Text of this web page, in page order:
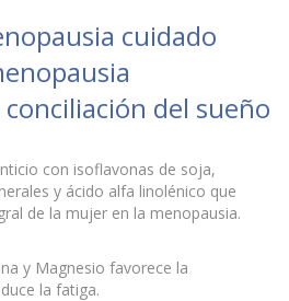
cuidado
del sueño
con isoflavonas de soja,
y ácido alfa linolénico que
de la mujer en la menopausia.
y Magnesio favorece la
la fatiga.